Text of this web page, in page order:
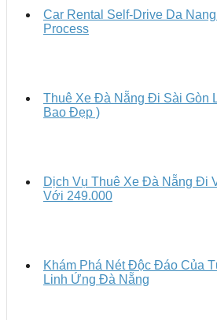
Car Rental Self-Drive Da
Process
Thuê Xe Đà Nẵng Đi Sài Gòn
Bao Đẹp )
Dịch Vụ Thuê Xe Đà Nẵng Đi
Với 249.000
Khám Phá Nét Độc Đáo Của
Linh Ứng Đà Nẵng